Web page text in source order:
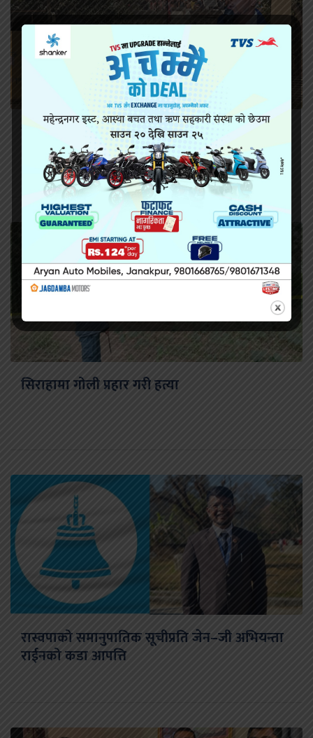
सिरहा कारागारको अवस्थाबारे राईनको गम्भीर प्रश्न
सिराहामा गोली प्रहार गरी हत्या
रास्वपाको समानुपातिक सूचीप्रति जेन–जी अभियन्ता
राईनको कडा आपत्ति